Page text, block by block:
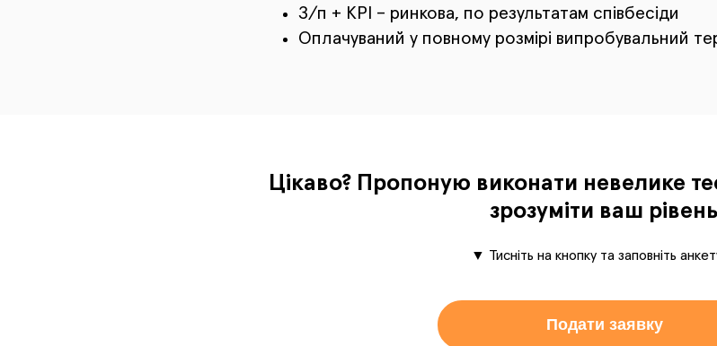
З/п + KPI – ринкова, по результатам співбесіди
Оплачуваний у повному розмірі випробувальний
Цікаво? Пропоную виконати невелике
зрозуміти ваш рівень
▼ Тисніть на кнопку та заповніть
Подати заявку